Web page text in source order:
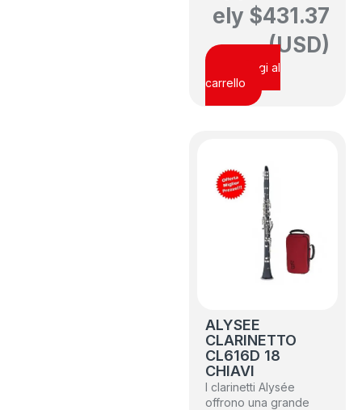
ely $431.37
(USD)
Aggiungi al
carrello
ALYSEE
CLARINETTO
CL616D 18
CHIAVI
I clarinetti Alysée
offrono una grande